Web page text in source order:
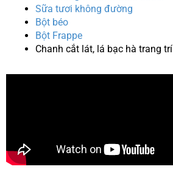
Sữa tươi không đường
Bột béo
Bột Frappe
Chanh cắt lát, lá bạc hà trang trí